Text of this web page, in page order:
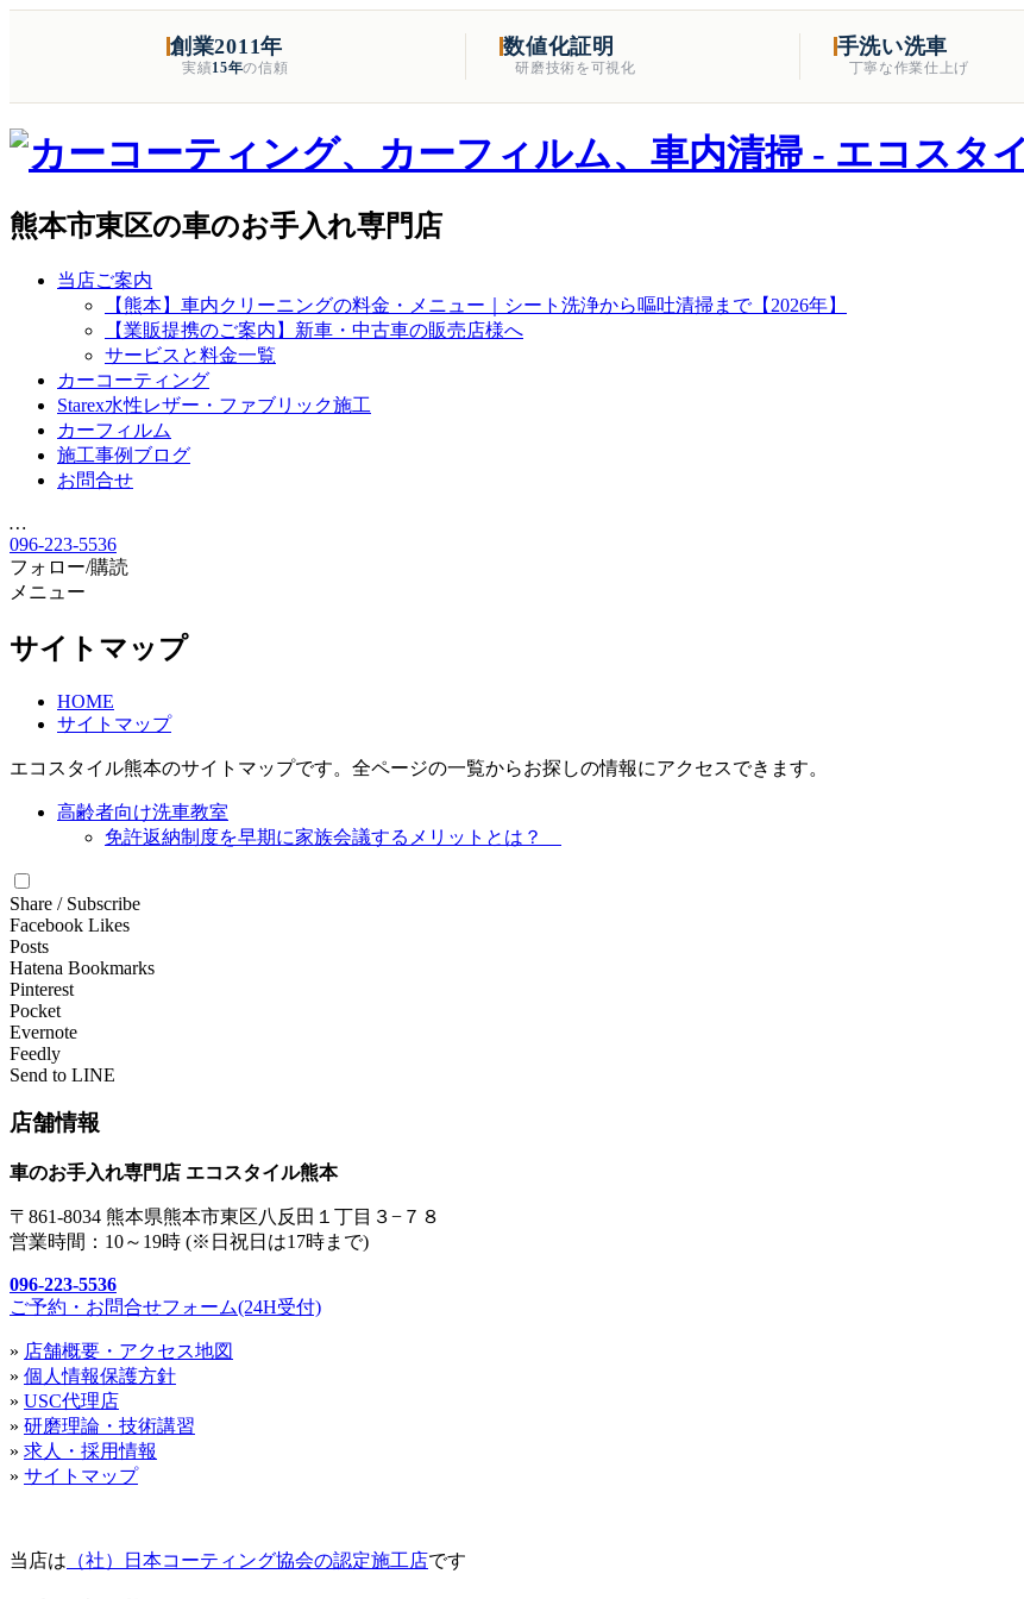
創業2011年
実績15年の信頼
数値化証明
研磨技術を可視化
手洗い洗車
丁寧な作業仕上げ
熊本市東区の車のお手入れ専門店
当店ご案内
【熊本】車内クリーニングの料金・メニュー｜シート洗浄から嘔吐清掃まで【2026年】
【業販提携のご案内】新車・中古車の販売店様へ
サービスと料金一覧
カーコーティング
Starex水性レザー・ファブリック施工
カーフィルム
施工事例ブログ
お問合せ
…
096-223-5536
フォロー/購読
メニュー
サイトマップ
HOME
サイトマップ
エコスタイル熊本のサイトマップです。全ページの一覧からお探しの情報にアクセスできます。
高齢者向け洗車教室
免許返納制度を早期に家族会議するメリットとは？
Share / Subscribe
Facebook Likes
Posts
Hatena Bookmarks
Pinterest
Pocket
Evernote
Feedly
Send to LINE
店舗情報
車のお手入れ専門店 エコスタイル熊本
〒861-8034 熊本県熊本市東区八反田１丁目３−７８
営業時間：10～19時 (※日祝日は17時まで)
096-223-5536
ご予約・お問合せフォーム(24H受付)
» 店舗概要・アクセス地図
» 個人情報保護方針
» USC代理店
» 研磨理論・技術講習
» 求人・採用情報
» サイトマップ
当店は （社）日本コーティング協会の認定施工店です